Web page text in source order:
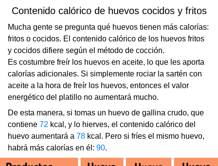
Contenido calórico de huevos cocidos y fritos
Mucha gente se pregunta qué huevos tienen más calorías:
fritos o cocidos. El contenido calórico de los huevos fritos
y cocidos difiere según el método de cocción.
Es costumbre freír los huevos en aceite, lo que les aporta
calorías adicionales. Si simplemente rociar la sartén con
aceite a la hora de freír los huevos, entonces el valor
energético del platillo no aumentará mucho.
De esta manera, si tomas un huevo de gallina crudo, que
contiene 72 kcal, y lo hierves, el contenido calórico del
huevo aumentará a 78 kcal. Pero si fríes el mismo huevo,
habrá más calorías en él: 90.